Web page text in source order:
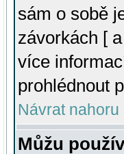
sám o sobě
závorkách [
více
prohlédnout
Návrat nahoru
Můžu